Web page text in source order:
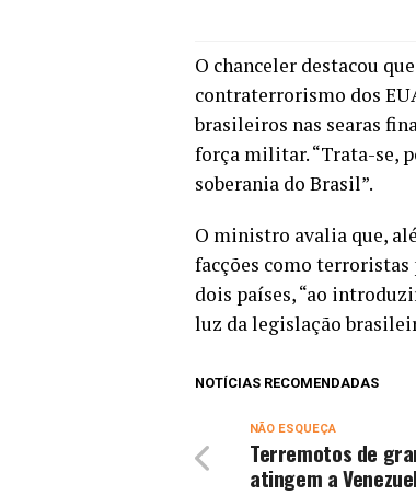
O chanceler destacou
contraterrorismo dos
brasileiros nas searas
força militar. “Trata-se,
soberania do Brasil”.
O ministro avalia que,
facções como
dois países, “ao
luz da legislação
NOTÍCIAS RECOMENDADAS
NÃO ESQUEÇA
Terremotos de
atingem a